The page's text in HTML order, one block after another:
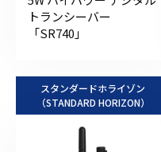
トランシーバー
「SR740」
スタンダードホライゾン
（STANDARD HORIZON）